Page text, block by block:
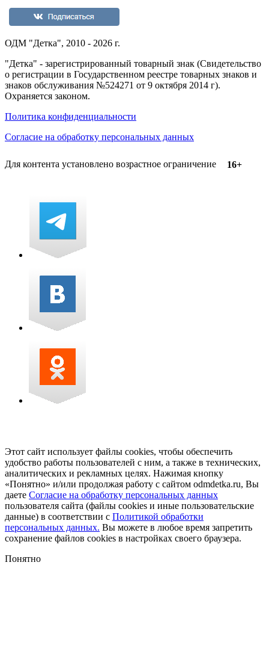
ОДМ "Детка", 2010 - 2026 г.
"Детка" - зарегистрированный товарный знак (Свидетельство
о регистрации в Государственном реестре товарных знаков и
знаков обслуживания №524271 от 9 октября 2014 г).
Охраняется законом.
Политика конфиденциальности
Согласие на обработку персональных данных
Для контента установлено возрастное ограничение 16+
Этот сайт использует файлы cookies, чтобы обеспечить
удобство работы пользователей с ним, а также в технических,
аналитических и рекламных целях. Нажимая кнопку
«Понятно» и/или продолжая работу с сайтом odmdetka.ru, Вы
даете Согласие на обработку персональных данных
пользователя сайта (файлы cookies и иные пользовательские
данные) в соответствии с Политикой обработки
персональных данных. Вы можете в любое время запретить
сохранение файлов cookies в настройках своего браузера.
Понятно